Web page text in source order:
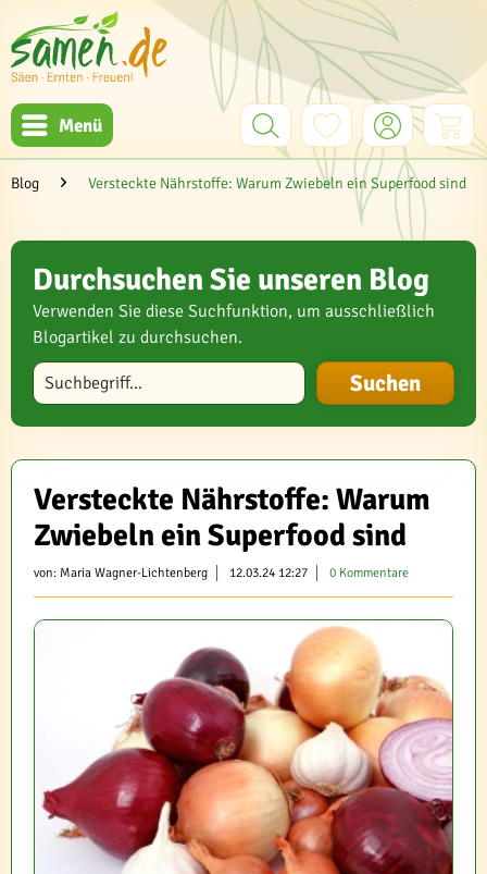
Menü
Blog Versteckte Nährstoffe: Warum Zwiebeln ein Superfood sind
Durchsuchen Sie unseren Blog
Verwenden Sie diese Suchfunktion, um ausschließlich
Blogartikel zu durchsuchen.
Blog durchsuchen
Versteckte Nährstoffe: Warum
Zwiebeln ein Superfood sind
von: Maria Wagner-Lichtenberg 12.03.24 12:27 0 Kommentare